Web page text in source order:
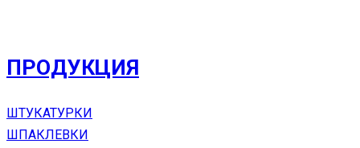
ПРОДУКЦИЯ
ШТУКАТУРКИ
ШПАКЛЕВКИ